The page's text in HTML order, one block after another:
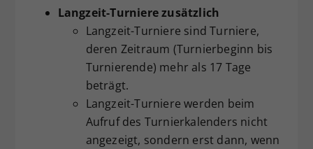
Langzeit-Turniere zusätzlich
Langzeit-Turniere sind Turniere,
deren Zeitraum (Turnierbeginn bis
Turnierende) mehr als 17 Tage
beträgt.
Langzeit-Turniere werden beim
Aufruf des Turnierkalenders nicht
angezeigt, sondern erst dann, wenn
Dieser Wert speichert Ihre Consent-
Einstellungen. Unter anderem eine
zufällig generierte ID, für die
historische Speicherung Ihrer
vorgenommen Einstellungen, falls der
Webseiten-Betreiber dies eingestellt
hat.